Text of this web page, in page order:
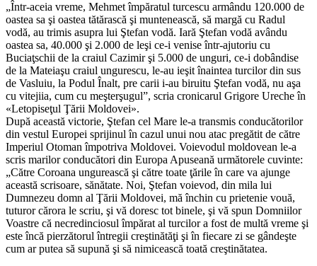
„Într-aceia vreme, Mehmet împăratul turcescu armându 120.000 de
oastea sa şi oastea tătărască şi muntenească, să margă cu Radul
vodă, au trimis asupra lui Ştefan vodă. Iară Ştefan vodă avându
oastea sa, 40.000 şi 2.000 de leşi ce-i venise într-ajutoriu cu
Buciaţschii de la craiul Cazimir şi 5.000 de unguri, ce-i dobândise
de la Mateiaşu craiul ungurescu, le-au ieşit înaintea turcilor din sus
de Vasluiu, la Podul Înalt, pre carii i-au biruitu Ştefan vodă, nu aşa
cu vitejiia, cum cu meşterşugul”, scria cronicarul Grigore Ureche în
«Letopiseţul Ţării Moldovei».
După această victorie, Ştefan cel Mare le-a transmis conducătorilor
din vestul Europei sprijinul în cazul unui nou atac pregătit de către
Imperiul Otoman împotriva Moldovei. Voievodul moldovean le-a
scris marilor conducători din Europa Apuseană următorele cuvinte:
„Către Coroana ungurească şi către toate ţările în care va ajunge
această scrisoare, sănătate. Noi, Ştefan voievod, din mila lui
Dumnezeu domn al Ţării Moldovei, mă închin cu prietenie vouă,
tuturor cărora le scriu, şi vă doresc tot binele, şi vă spun Domniilor
Voastre că necredinciosul împărat al turcilor a fost de multă vreme şi
este încă pierzătorul întregii creştinătăţi şi în fiecare zi se gândeşte
cum ar putea să supună şi să nimicească toată creştinătatea.